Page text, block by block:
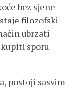
bez sjene
filozofski
ubrzati
sporu
postoji sasvim